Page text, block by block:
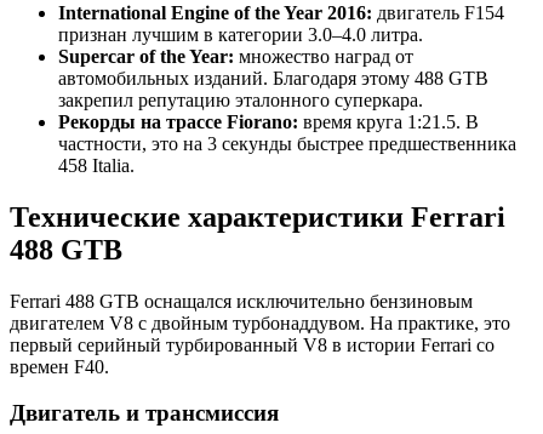
International Engine of the Year 2016: двигатель F154
признан лучшим в категории 3.0–4.0 литра.
Supercar of the Year: множество наград от
автомобильных изданий. Благодаря этому 488 GTB
закрепил репутацию эталонного суперкара.
Рекорды на трассе Fiorano: время круга 1:21.5. В
частности, это на 3 секунды быстрее предшественника
458 Italia.
Технические характеристики Ferrari
488 GTB
Ferrari 488 GTB оснащался исключительно бензиновым
двигателем V8 с двойным турбонаддувом. На практике, это
первый серийный турбированный V8 в истории Ferrari со
времен F40.
Двигатель и трансмиссия